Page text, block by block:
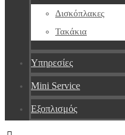
Δισκόπλακες
Τακάκια
Υπηρεσίες
Mini Service
Εξοπλισμός